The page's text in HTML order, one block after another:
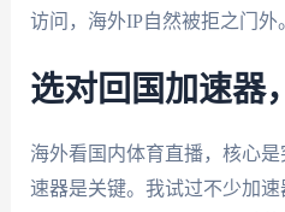
访问，海外IP自然被拒之门外
选对回国加速器
海外看国内体育直播，核心
速器是关键。我试过不少加速